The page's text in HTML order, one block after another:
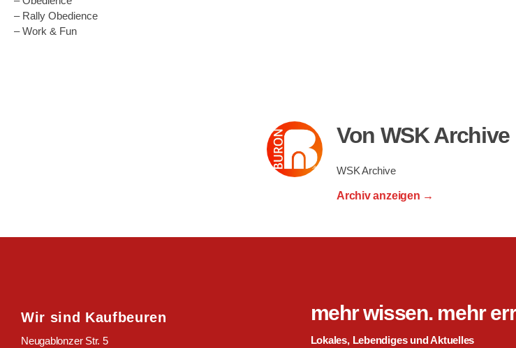
– Rally Obedience
– Work & Fun
Von WSK Archive
WSK Archive
Archiv anzeigen →
Wir sind Kaufbeuren
Neugablonzer Str. 5
mehr wissen. mehr
Lokales, Lebendiges und Aktuelles